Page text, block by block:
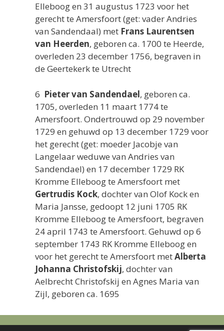
Elleboog en 31 augustus 1723 voor het
gerecht te Amersfoort (get: vader Andries
van Sandendaal) met Frans Laurentsen
van Heerden, geboren ca. 1700 te Heerde,
overleden 23 december 1756, begraven in
de Geertekerk te Utrecht
6 Pieter van Sandendael, geboren ca.
1705, overleden 11 maart 1774 te
Amersfoort. Ondertrouwd op 29 november
1729 en gehuwd op 13 december 1729 voor
het gerecht (get: moeder Jacobje van
Langelaar weduwe van Andries van
Sandendael) en 17 december 1729 RK
Kromme Elleboog te Amersfoort met
Gertrudis Kock, dochter van Olof Kock en
Maria Jansse, gedoopt 12 juni 1705 RK
Kromme Elleboog te Amersfoort, begraven
24 april 1743 te Amersfoort. Gehuwd op 6
september 1743 RK Kromme Elleboog en
voor het gerecht te Amersfoort metAlberta
Johanna Christofskij, dochter van
Aelbrecht Christofskij en Agnes Maria van
Zijl, geboren ca. 1695